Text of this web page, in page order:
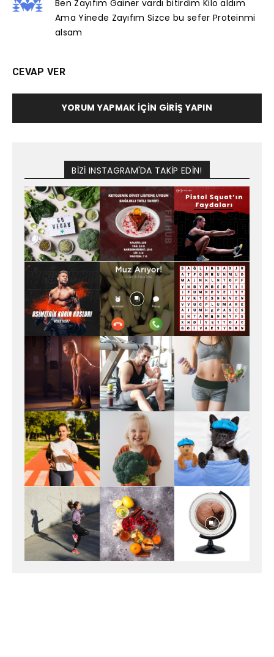
Ben Zayıfım Gainer vardı bitirdim Kilo aldım
Ama Yinede Zayıfım Sizce bu sefer Proteinmi
alsam
CEVAP VER
YORUM YAPMAK İÇIN GIRIŞ YAPIN
BİZİ INSTAGRAM'DA TAKİP EDİN!